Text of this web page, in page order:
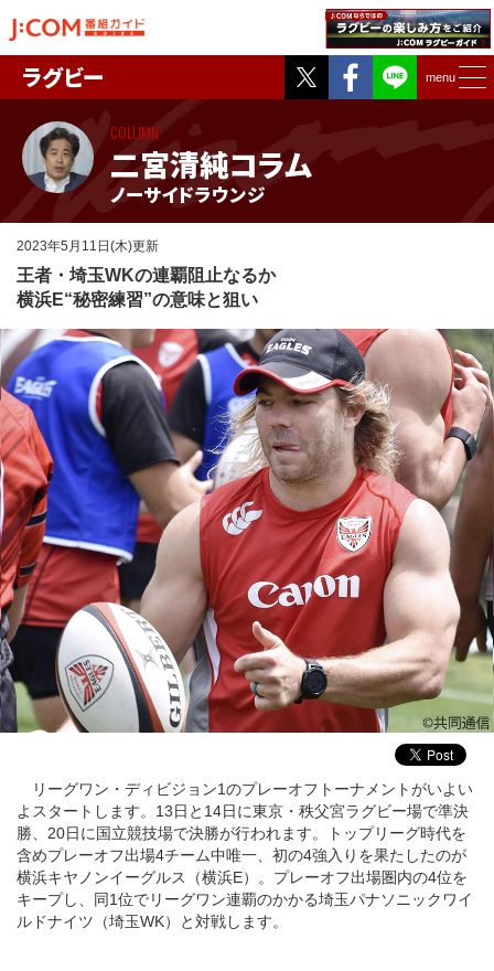
Twitter
Facebook
menu
ラグビー
二宮清純コラム
ノーサイドラウンジ
COLUMN
2023年5月11日(木)更新
王者・埼玉WKの連覇阻止なるか
横浜E“秘密練習”の意味と狙い
リーグワン・ディビジョン1のプレーオフトーナメントがいよい
よスタートします。13日と14日に東京・秩父宮ラグビー場で準決
勝、20日に国立競技場で決勝が行われます。トップリーグ時代を
含めプレーオフ出場4チーム中唯一、初の4強入りを果たしたのが
横浜キヤノンイーグルス（横浜E）。プレーオフ出場圏内の4位を
キープし、同1位でリーグワン連覇のかかる埼玉パナソニックワイ
ルドナイツ（埼玉WK）と対戦します。